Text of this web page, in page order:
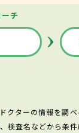
チ
ターの情報を調
査名などから条